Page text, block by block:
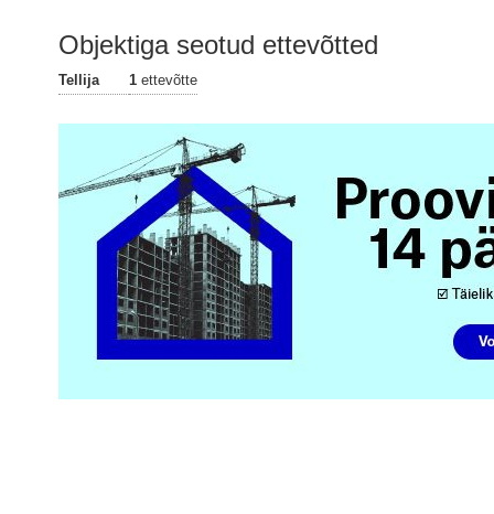
Objektiga seotud ettevõtted
Tellija 1 ettevõtte